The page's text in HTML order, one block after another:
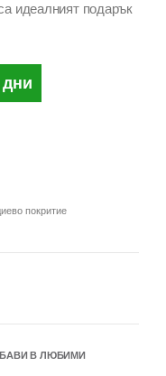
идеалният подарък
дни
покритие
В ЛЮБИМИ